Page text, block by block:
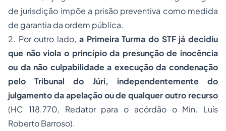
de jurisdição impõe a prisão preventiva como medida
de garantia da ordem pública.
2. Por outro lado, a Primeira Turma do STF já decidiu
que não viola o princípio da presunção de inocência
ou da não culpabilidade a execução da condenação
pelo Tribunal do Júri, independentemente do
julgamento da apelação ou de qualquer outro recurso
(HC 118.770, Redator para o acórdão o Min. Luís
Roberto Barroso).